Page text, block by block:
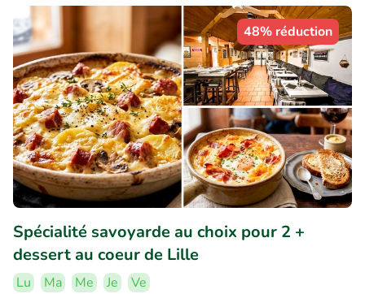
48% réduction
Spécialité savoyarde au choix pour 2 +
dessert au coeur de Lille
Lu Ma Me Je
Ve